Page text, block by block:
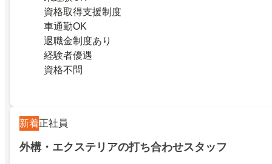
資格取得支援制度
車通勤OK
退職金制度あり
経験者優遇
資格不問
新着正社員
外構・エクステリアの打ち合わせスタッフ